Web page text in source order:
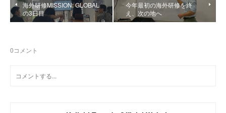
海外研修MISSION: GLOBAL
の3日目
今年最初の海外研修を終
え、次の地へ
0コメント